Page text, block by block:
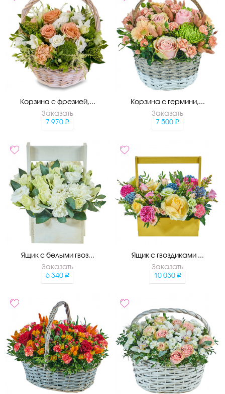
Корзина с фрезией,...
Заказать
7 970
Корзина с гермини,...
Заказать
7 500
Ящик с белыми гвоз...
Заказать
6 340
Ящик с гвоздиками ...
Заказать
10 030